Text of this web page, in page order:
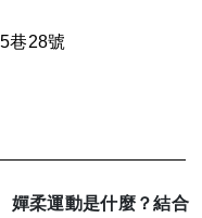
巷28號
嬋柔運動是什麼？結合